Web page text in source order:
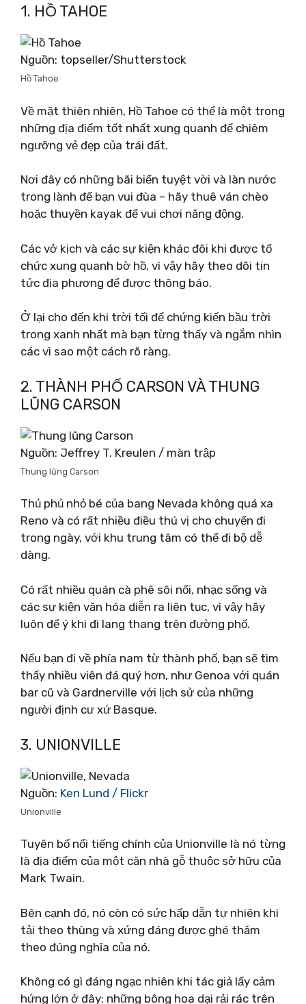
1. HỒ TAHOE
Nguồn: topseller/Shutterstock
Hồ Tahoe
Về mặt thiên nhiên, Hồ Tahoe có thể là một trong
những địa điểm tốt nhất xung quanh để chiêm
ngưỡng vẻ đẹp của trái đất.
Nơi đây có những bãi biển tuyệt vời và làn nước
trong lành để bạn vui đùa – hãy thuê ván chèo
hoặc thuyền kayak để vui chơi năng động.
Các vở kịch và các sự kiện khác đôi khi được tổ
chức xung quanh bờ hồ, vì vậy hãy theo dõi tin
tức địa phương để được thông báo.
Ở lại cho đến khi trời tối để chứng kiến ​​bầu trời
trong xanh nhất mà bạn từng thấy và ngắm nhìn
các vì sao một cách rõ ràng.
2. THÀNH PHỐ CARSON VÀ THUNG
LŨNG CARSON
Nguồn: Jeffrey T. Kreulen / màn trập
Thung lũng Carson
Thủ phủ nhỏ bé của bang Nevada không quá xa
Reno và có rất nhiều điều thú vị cho chuyến đi
trong ngày, với khu trung tâm có thể đi bộ dễ
dàng.
Có rất nhiều quán cà phê sôi nổi, nhạc sống và
các sự kiện văn hóa diễn ra liên tục, vì vậy hãy
luôn để ý khi đi lang thang trên đường phố.
Nếu bạn đi về phía nam từ thành phố, bạn sẽ tìm
thấy nhiều viên đá quý hơn, như Genoa với quán
bar cũ và Gardnerville với lịch sử của những
người định cư xứ Basque.
3. UNIONVILLE
Nguồn: Ken Lund / Flickr
Unionville
Tuyên bố nổi tiếng chính của Unionville là nó từng
là địa điểm của một căn nhà gỗ thuộc sở hữu của
Mark Twain.
Bên cạnh đó, nó còn có sức hấp dẫn tự nhiên khi
tải theo thùng và xứng đáng được ghé thăm
theo đúng nghĩa của nó.
Không có gì đáng ngạc nhiên khi tác giả lấy cảm
hứng lớn ở đây; những bông hoa dại rải rác trên